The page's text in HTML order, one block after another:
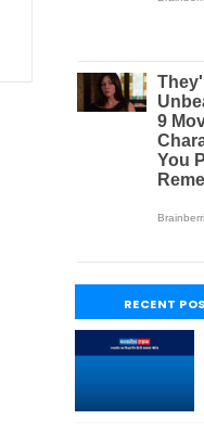
RECENT